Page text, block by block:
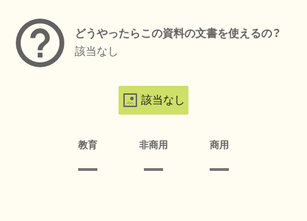
どうやったらこの資料の文書を使えるの？
該当なし
該当なし
教育 非商用 商用